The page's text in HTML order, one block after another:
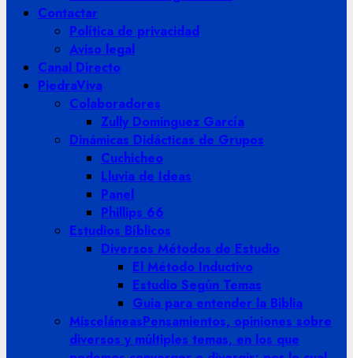
Contactar
Política de privacidad
Aviso legal
Canal Directo
PiedraViva
Colaboradores
Zully Dominguez García
Dinámicas Didácticas de Grupos
Cuchicheo
Lluvia de Ideas
Panel
Phillips 66
Estudios Bíblicos
Diversos Métodos de Estudio
El Método Inductivo
Estudio Según Temas
Guia para entender la Biblia
MisceláneasPensamientos, opiniones sobre
diversos y múltiples temas, en los que